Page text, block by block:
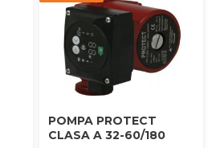
POMPA PROTECT
CLASA A 32-60/180